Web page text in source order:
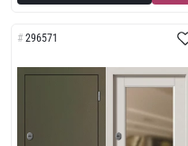
296571